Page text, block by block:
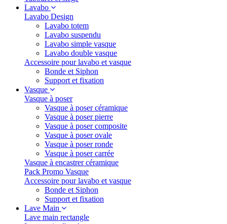
Lavabo
Lavabo Design
Lavabo totem
Lavabo suspendu
Lavabo simple vasque
Lavabo double vasque
Accessoire pour lavabo et vasque
Bonde et Siphon
Support et fixation
Vasque
Vasque à poser
Vasque à poser céramique
Vasque à poser pierre
Vasque à poser composite
Vasque à poser ovale
Vasque à poser ronde
Vasque à poser carrée
Vasque à encastrer céramique
Pack Promo Vasque
Accessoire pour lavabo et vasque
Bonde et Siphon
Support et fixation
Lave Main
Lave main rectangle